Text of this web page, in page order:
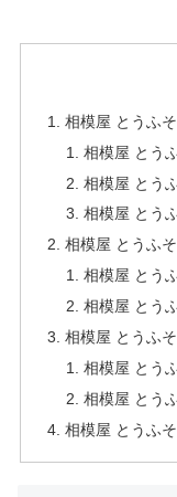
相模屋 とうふ
相模屋 とう
相模屋 とう
相模屋 とう
相模屋 とうふ
相模屋 とう
相模屋 とう
相模屋 とうふ
相模屋 とう
相模屋 とう
相模屋 とうふ